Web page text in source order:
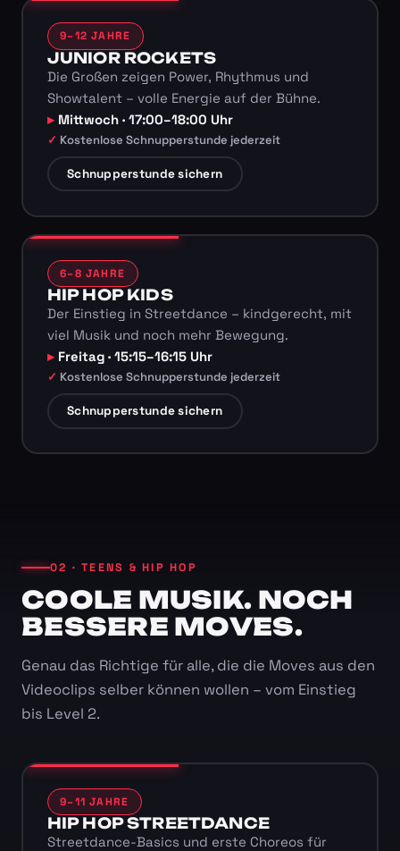
9–12 JAHRE
JUNIOR ROCKETS
Die Großen zeigen Power, Rhythmus und
Showtalent – volle Energie auf der Bühne.
Mittwoch · 17:00–18:00 Uhr
Kostenlose Schnupperstunde jederzeit
Schnupperstunde sichern
6–8 JAHRE
HIP HOP KIDS
Der Einstieg in Streetdance – kindgerecht, mit
viel Musik und noch mehr Bewegung.
Freitag · 15:15–16:15 Uhr
Kostenlose Schnupperstunde jederzeit
Schnupperstunde sichern
02 · TEENS & HIP HOP
COOLE MUSIK. NOCH
BESSERE MOVES.
Genau das Richtige für alle, die die Moves aus den
Videoclips selber können wollen – vom Einstieg
bis Level 2.
9–11 JAHRE
HIP HOP STREETDANCE
Streetdance-Basics und erste Choreos für